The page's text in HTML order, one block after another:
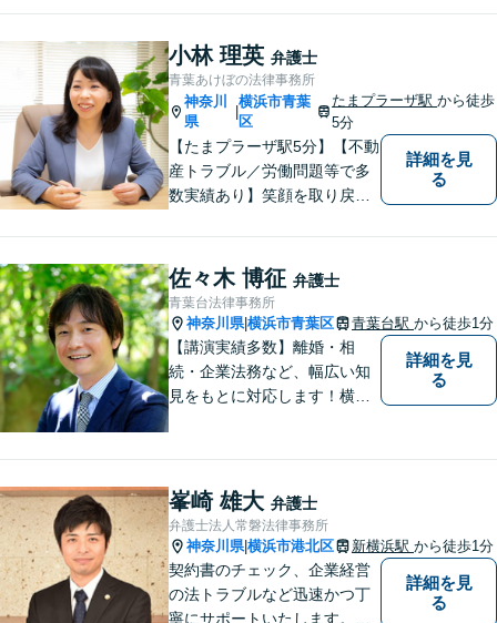
すのでまずはお気軽にご相談
ください。
小林 理英 弁護士
青葉あけぼの法律事務所
神奈川
県
|
横浜市青葉
区
たまプラーザ駅から徒歩
5分
【たまプラーザ駅5分】【不動
産トラブル／労働問題等で多
数実績あり】笑顔を取り戻す
い，一緒にベストな解決を考
えます。【契約時点での明朗
会計】
詳細を見
る
佐々木 博征 弁護士
青葉台法律事務所
神奈川県|横浜市青葉区 青葉台駅 から徒歩1分
【講演実績多数】離婚・相
続・企業法務など、幅広い知
見をもとに対応します！横
り】負債総額数億円の倒産申
立ての実績あり【完全個室】
【青葉台駅1分】【複数弁護士
在籍】
詳細を見
る
峯崎 雄大 弁護士
弁護士法人常磐法律事務所
神奈川県|横浜市港北区 新横浜駅 から徒歩1分
契約書のチェック、企業経営
の法トラブルなど迅速かつ丁
寧にサポートいたします。ど
詳細を見
る